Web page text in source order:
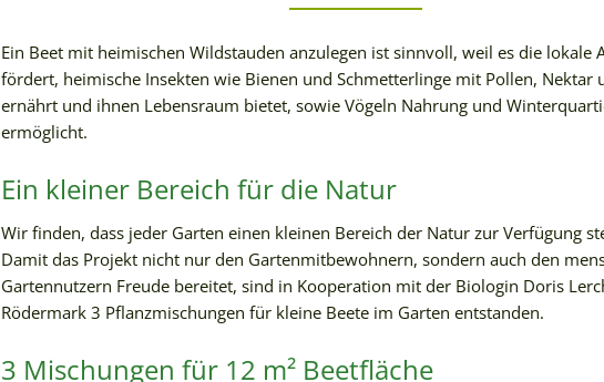
Ein Beet mit heimischen Wildstauden anzulegen ist sinnvoll, weil es die lokale
fördert, heimische Insekten wie Bienen und Schmetterlinge mit Pollen, Nektar
ernährt und ihnen Lebensraum bietet, sowie Vögeln Nahrung und
ermöglicht.
Ein kleiner Bereich für die Natur
Wir finden, dass jeder Garten einen kleinen Bereich der Natur zur Verfügung
Damit das Projekt nicht nur den Gartenmitbewohnern, sondern auch den
Gartennutzern Freude bereitet, sind in Kooperation mit der Biologin Doris
Rödermark 3 Pflanzmischungen für kleine Beete im Garten entstanden.
3 Mischungen für 12 m² Beetfläche